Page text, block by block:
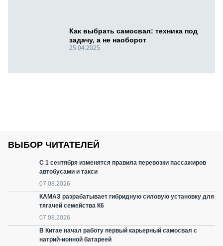
Как выбрать самосвал: техника под
задачу, а не наоборот
25.04.2025
ВЫБОР ЧИТАТЕЛЕЙ
С 1 сентября изменятся правила перевозки пассажиров
автобусами и такси
07.08.2026
КАМАЗ разрабатывает гибридную силовую установку для
тягачей семейства К6
07.08.2026
В Китае начал работу первый карьерный самосвал с
натрий-ионной батареей